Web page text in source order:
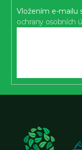
Vložením e-mailu
ochrany osobních